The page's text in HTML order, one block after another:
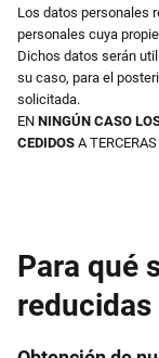
Los datos personales
personales cuya
Dichos datos serán
su caso, para el
solicitada.
EN NINGÚN CASO
CEDIDOS A
Para qué
reducidas